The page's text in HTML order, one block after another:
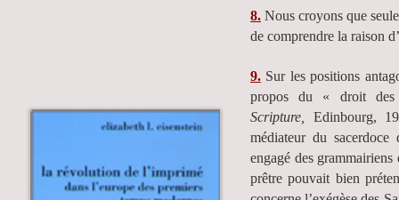
8. Nous croyons que
de comprendre la raison
9. Sur les positions
propos du « droit
Scripture,
Edinbourg,
médiateur du
engagé des
prêtre pouvait bien